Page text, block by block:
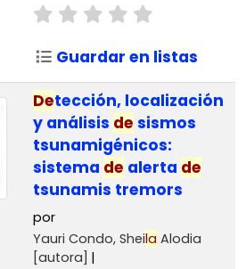
Guardar en listas
Detección, localización
y análisis de sismos
tsunamigénicos:
sistema de alerta de
tsunamis tremors
por
Yauri Condo, Sheila Alodia
[autora]